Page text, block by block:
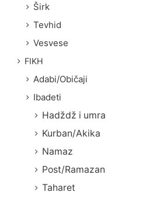
Širk
Tevhid
Vesvese
FIKH
Adabi/Običaji
Ibadeti
Hadždž i umra
Kurban/Akika
Namaz
Post/Ramazan
Taharet